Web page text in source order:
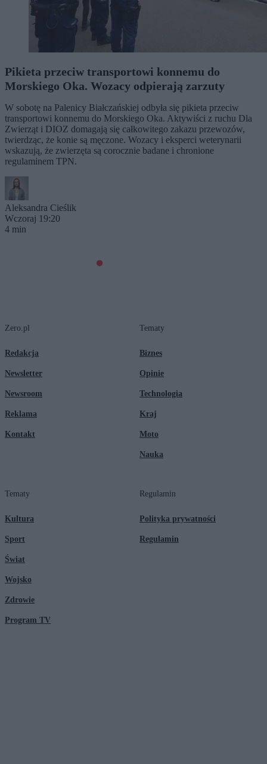
Pikieta przeciw transportowi konnemu do
Morskiego Oka. Wozacy odpierają zarzuty
W sobotę na Palenicy Białczańskiej odbyła się pikieta przeciw
transportowi konnemu do Morskiego Oka. Aktywiści z ruchu Dla
Zwierząt i DIOZ domagają się całkowitego zakazu przewozów,
twierdząc, że konie są męczone. Wozacy i eksperci weterynarii
wskazują, że zwierzęta są corocznie badane i chronione
regulaminem TPN.
Aleksandra Cieślik
Wczoraj 19:20
4 min
Zero.pl
Redakcja
Newsletter
Newsroom
Reklama
Kontakt
Tematy
Biznes
Opinie
Technologia
Kraj
Moto
Nauka
Tematy
Kultura
Sport
Świat
Wojsko
Zdrowie
Program TV
Regulamin
Polityka prywatności
Regulamin